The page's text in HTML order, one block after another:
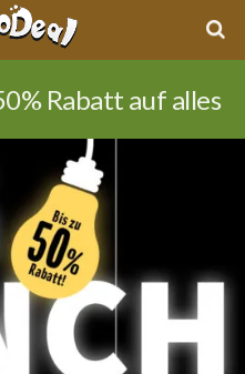
Rabatt auf alles